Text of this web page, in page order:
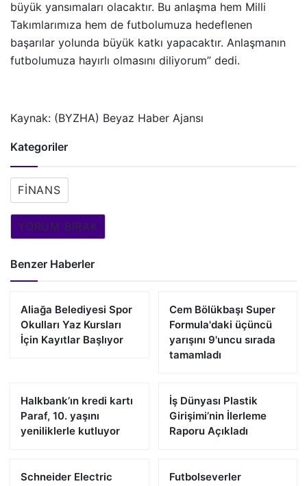
büyük yansımaları olacaktır. Bu anlaşma hem Milli
Takımlarımıza hem de futbolumuza hedeflenen
başarılar yolunda büyük katkı yapacaktır. Anlaşmanın
futbolumuza hayırlı olmasını diliyorum” dedi.
Kaynak: (BYZHA) Beyaz Haber Ajansı
Kategoriler
FINANS
YORUM BIRAK
Benzer Haberler
Aliağa Belediyesi Spor
Okulları Yaz Kursları
İçin Kayıtlar Başlıyor
Cem Bölükbaşı Super
Formula'daki üçüncü
yarışını 9'uncu sırada
tamamladı
Halkbank’ın kredi kartı
Paraf, 10. yaşını
yeniliklerle kutluyor
İş Dünyası Plastik
Girişimi’nin İlerleme
Raporu Açıkladı
Schneider Electric
Futbolseverler